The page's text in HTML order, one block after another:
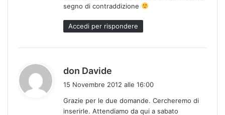
segno di contraddizione
Accedi per rispondere
don Davide
e
15 Novembre 2012 alle 16:00
Grazie per le due domande. Cercheremo di
inserirle. Attendiamo da qui a sabato